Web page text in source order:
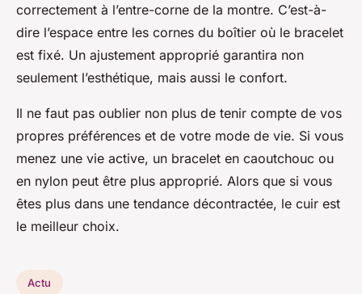
correctement à l’entre-corne de la montre. C’est-à-
dire l’espace entre les cornes du boîtier où le bracelet
est fixé. Un ajustement approprié garantira non
seulement l’esthétique, mais aussi le confort.
Il ne faut pas oublier non plus de tenir compte de vos
propres préférences et de votre mode de vie. Si vous
menez une vie active, un bracelet en caoutchouc ou
en nylon peut être plus approprié. Alors que si vous
êtes plus dans une tendance décontractée, le cuir est
le meilleur choix.
Actu